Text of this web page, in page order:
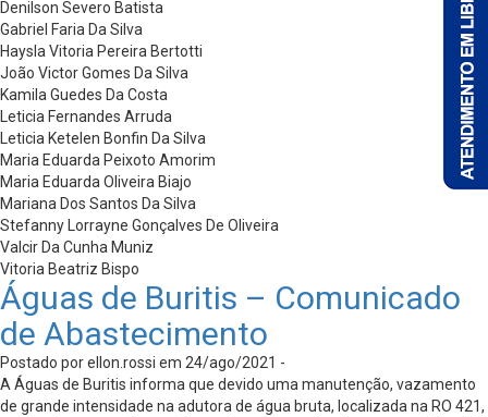
Denilson Severo Batista
Gabriel Faria Da Silva
Haysla Vitoria Pereira Bertotti
João Victor Gomes Da Silva
Kamila Guedes Da Costa
Leticia Fernandes Arruda
Leticia Ketelen Bonfin Da Silva
Maria Eduarda Peixoto Amorim
Maria Eduarda Oliveira Biajo
Mariana Dos Santos Da Silva
Stefanny Lorrayne Gonçalves De Oliveira
Valcir Da Cunha Muniz
Vitoria Beatriz Bispo
Águas de Buritis – Comunicado
de Abastecimento
Postado por ellon.rossi em 24/ago/2021 -
A Águas de Buritis informa que devido uma manutenção, vazamento
de grande intensidade na adutora de água bruta, localizada na RO 421,